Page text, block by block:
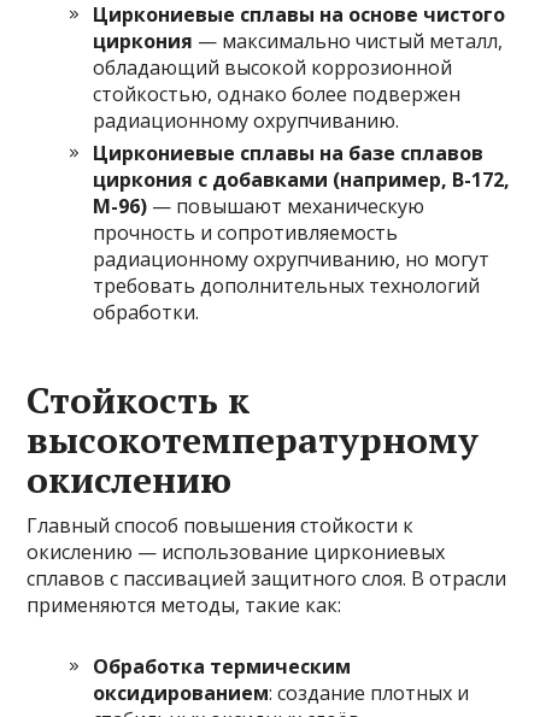
Циркониевые сплавы на основе чистого
циркония — максимально чистый металл,
обладающий высокой коррозионной
стойкостью, однако более подвержен
радиационному охрупчиванию.
Циркониевые сплавы на базе сплавов
циркония с добавками (например, В-172,
М-96) — повышают механическую
прочность и сопротивляемость
радиационному охрупчиванию, но могут
требовать дополнительных технологий
обработки.
Стойкость к
высокотемпературному
окислению
Главный способ повышения стойкости к
окислению — использование циркониевых
сплавов с пассивацией защитного слоя. В отрасли
применяются методы, такие как:
Обработка термическим
оксидированием: создание плотных и